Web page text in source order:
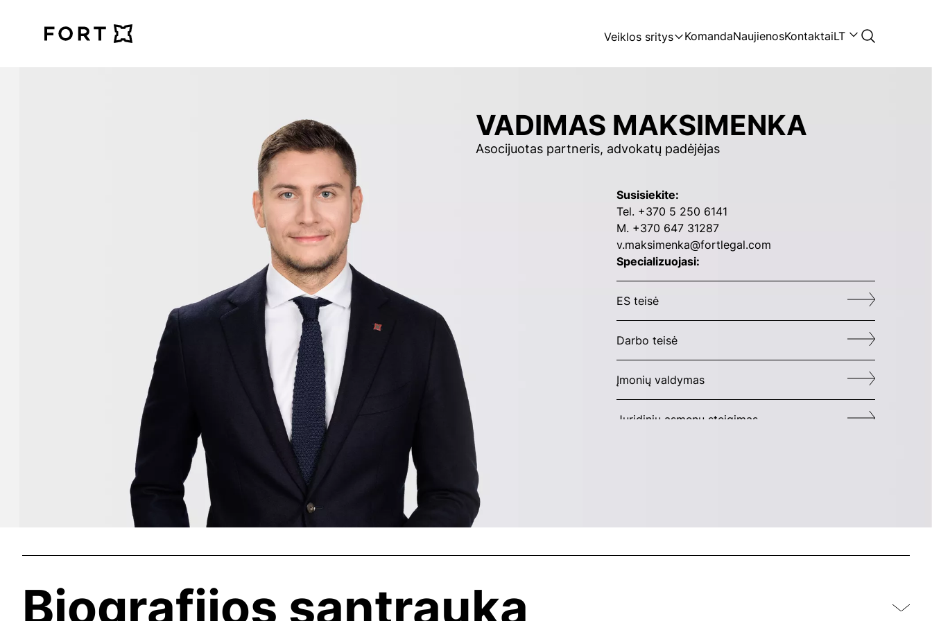
FortLegal Veiklos sritys KomandaNaujienosKontaktaiLT
VADIMAS MAKSIMENKA
Asocijuotas partneris, advokatų padėjėjas
Susisiekite:
Tel. +370 5 250 6141
M. +370 647 31287
v.maksimenka@fortlegal.com
Specializuojasi:
ES teisė
Darbo teisė
Įmonių valdymas
Juridinių asmenų steigimas
Biografijos santrauka